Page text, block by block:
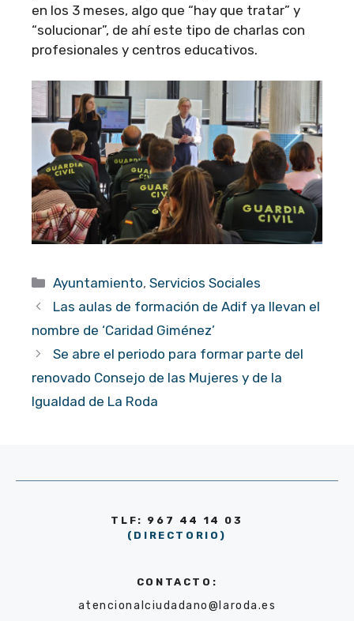
en los 3 meses, algo que “hay que tratar” y
“solucionar”, de ahí este tipo de charlas con
profesionales y centros educativos.
Categorías
Ayuntamiento,Servicios Sociales
Las aulas de formación de Adif ya llevan el
nombre de ‘Caridad Giménez’
Se abre el periodo para formar parte del
renovado Consejo de las Mujeres y de la
Igualdad de La Roda
TLF: 967 44 14 03
(DIRECTORIO)
CONTACTO:
atencionalciudadano@laroda.es